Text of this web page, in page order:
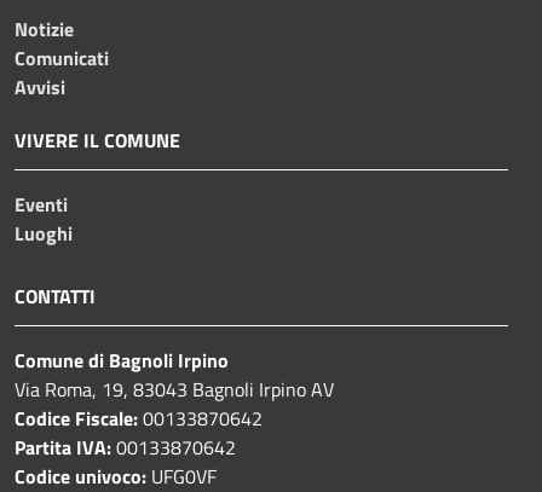
Notizie
Comunicati
Avvisi
VIVERE IL COMUNE
Eventi
Luoghi
CONTATTI
Comune di Bagnoli Irpino
Via Roma, 19, 83043 Bagnoli Irpino AV
Codice Fiscale:00133870642
Partita IVA:00133870642
Codice univoco: UFG0VF